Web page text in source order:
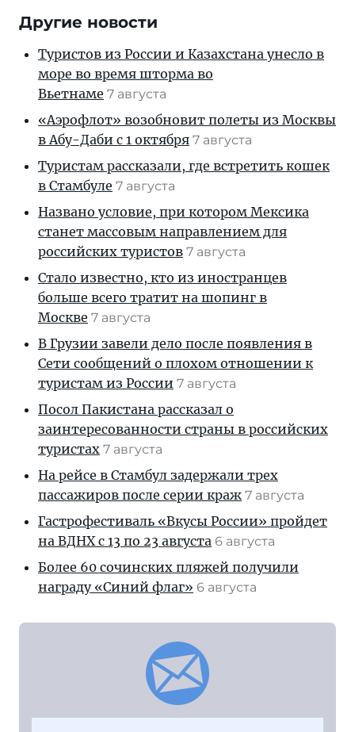
Другие новости
Туристов из России и Казахстана унесло в
море во время шторма во
Вьетнаме 7 августа
«Аэрофлот» возобновит полеты из Москвы
в Абу-Даби с 1 октября 7 августа
Туристам рассказали, где встретить кошек
в Стамбуле 7 августа
Названо условие, при котором Мексика
станет массовым направлением для
российских туристов 7 августа
Стало известно, кто из иностранцев
больше всего тратит на шопинг в
Москве 7 августа
В Грузии завели дело после появления в
Сети сообщений о плохом отношении к
туристам из России 7 августа
Посол Пакистана рассказал о
заинтересованности страны в российских
туристах 7 августа
На рейсе в Стамбул задержали трех
пассажиров после серии краж 7 августа
Гастрофестиваль «Вкусы России» пройдет
на ВДНХ с 13 по 23 августа 6 августа
Более 60 сочинских пляжей получили
награду «Синий флаг» 6 августа